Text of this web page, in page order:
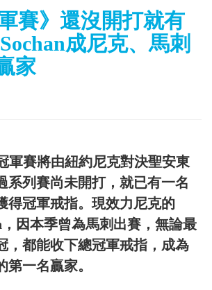
賽》還沒開打就有
成尼克、馬刺
家
軍賽將由紐約尼克對決聖安東
系列賽尚未開打，就已有一名
得冠軍戒指。現效力尼克的
，因本季曾為馬刺出賽，無論最
，都能收下總冠軍戒指，成為
一名贏家。